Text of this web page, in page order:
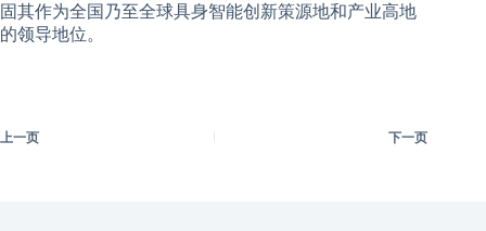
固其作为全国乃至全球具身智能创新策源地和产业高地
的领导地位。
上一页 下一页